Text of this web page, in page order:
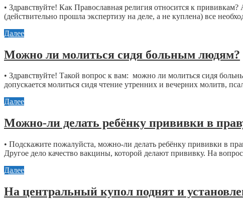
• Здравствуйте! Как Православная религия относится к
(действительно прошла экспертизу на деле, а не куплена) все
Далее
Можно ли молиться сидя больным людям?
• Здравствуйте! Такой вопрос к вам: можно ли молиться сидя
допускается молиться сидя чтение утренних и вечерних молитв,
Далее
Можно-ли делать ребёнку прививки в
• Подскажите пожалуйста, можно-ли делать ребёнку прививки в
Другое дело качество вакцины, которой делают прививку. На
Далее
На центральный купол поднят и